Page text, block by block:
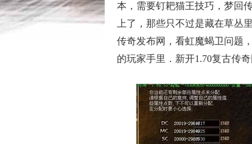
本，需要钉耙猫王技巧，梦回
上了，那些只不过是藏在草丛
传奇发布网，看虹魔蝎卫问题
的玩家手里．新开1.70复古传